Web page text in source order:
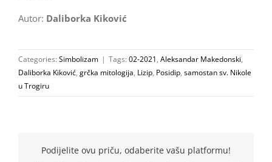
Autor: Daliborka Kiković
Categories: Simbolizam | Tags: 02-2021, Aleksandar Makedonski,
Daliborka Kiković, grčka mitologija, Lizip, Posidip, samostan sv. Nikole
u Trogiru
Podijelite ovu priču, odaberite vašu platformu!